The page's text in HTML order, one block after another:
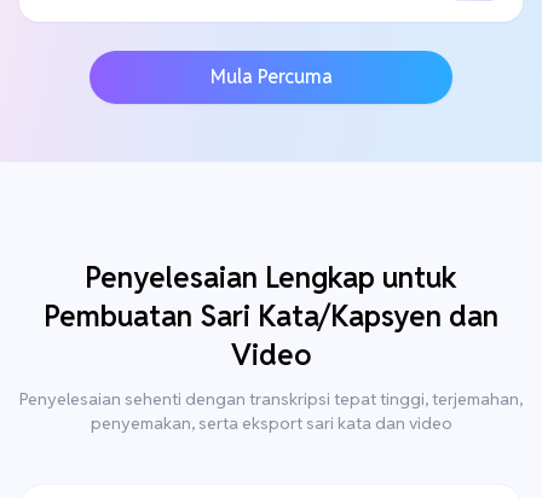
Mula Percuma
Penyelesaian Lengkap untuk
Pembuatan Sari Kata/Kapsyen dan
Video
Penyelesaian sehenti dengan transkripsi tepat tinggi, terjemahan,
penyemakan, serta eksport sari kata dan video